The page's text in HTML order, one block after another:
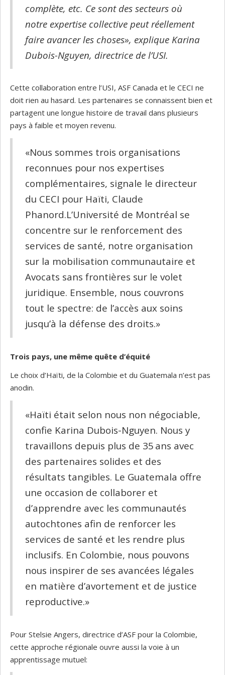
complète, etc. Ce sont des secteurs où
notre expertise collective peut réellement
faire avancer les choses», explique Karina
Dubois-Nguyen, directrice de l’USI.
Cette collaboration entre l’USI, ASF Canada et le CECI ne
doit rien au hasard. Les partenaires se connaissent bien et
partagent une longue histoire de travail dans plusieurs
pays à faible et moyen revenu.
«Nous sommes trois organisations
reconnues pour nos expertises
complémentaires, signale le directeur
du CECI pour Haïti, Claude
Phanord.L’Université de Montréal se
concentre sur le renforcement des
services de santé, notre organisation
sur la mobilisation communautaire et
Avocats sans frontières sur le volet
juridique. Ensemble, nous couvrons
tout le spectre: de l’accès aux soins
jusqu’à la défense des droits.»
Trois pays, une même quête d’équité
Le choix d’Haïti, de la Colombie et du Guatemala n’est pas
anodin.
«Haïti était selon nous non négociable,
confie Karina Dubois-Nguyen. Nous y
travaillons depuis plus de 35 ans avec
des partenaires solides et des
résultats tangibles. Le Guatemala offre
une occasion de collaborer et
d’apprendre avec les communautés
autochtones afin de renforcer les
services de santé et les rendre plus
inclusifs. En Colombie, nous pouvons
nous inspirer de ses avancées légales
en matière d’avortement et de justice
reproductive.»
Pour Stelsie Angers, directrice d’ASF pour la Colombie,
cette approche régionale ouvre aussi la voie à un
apprentissage mutuel: